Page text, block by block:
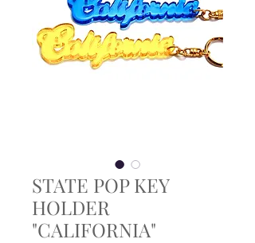
STATE POP KEY
HOLDER
"CALIFORNIA"